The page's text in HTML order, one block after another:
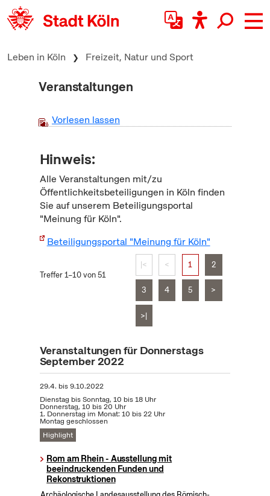
zum Inhalt springen
Leben in Köln Freizeit, Natur und Sport
Veranstaltungen
Vorlesen lassen
Hinweis:
Alle Veranstaltungen mit/zu
Öffentlichkeitsbeteiligungen in Köln finden
Sie auf unserem Beteiligungsportal
"Meinung für Köln".
Beteiligungsportal "Meinung für Köln"
Treffer 1–10 von 51
|< < 1 2
3 4 5 >
>|
Veranstaltungen für Donnerstags
September 2022
29.4. bis9.10.2022
Dienstag bis Sonntag, 10 bis 18 Uhr
Donnerstag, 10 bis 20 Uhr
1. Donnerstag im Monat: 10 bis 22 Uhr
Montag geschlossen
Highlight
Rom am Rhein - Ausstellung mit
beeindruckenden Funden und
Rekonstruktionen